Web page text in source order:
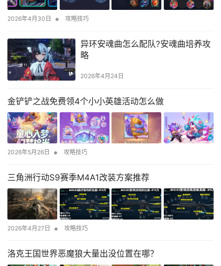
2026年4月30日 • 攻略技巧
异环安魂曲怎么配队?安魂曲培养攻
略
2026年4月24日
金铲铲之战免费领4个小小英雄活动怎么做
2026年5月26日 • 攻略技巧
三角洲行动S9赛季M4A1改装方案推荐
2026年4月27日 • 攻略技巧
洛克王国世界恶魔狼大量出没位置在哪？